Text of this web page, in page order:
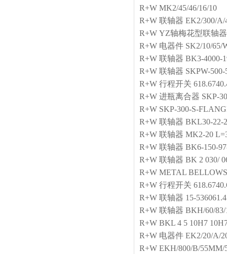
R+W MK2/45/46/16/10
R+W 联轴器 EK2/300/A/
R+W YZ轴梅花型联轴器
R+W 电器件 SK2/10/65/
R+W 联轴器 BK3-4000-
R+W 联轴器 SKPW-
R+W 行程开关
R+W 进瓶离合器 SKP-
R+W SKP-300-S-
R+W 联轴器 BKL30-22-
R+W 联轴器 MK2-20
R+W 联轴器 BK6-150-
R+W 联轴器 BK 2 030/
R+W METAL
R+W 行程开关
R+W 联轴器 15-
R+W 联轴器 BKH/60/83/
R+W BKL 4 5 10H7
R+W 电器件 EK2/20/A/
R+W EKH/800/B/55MM/